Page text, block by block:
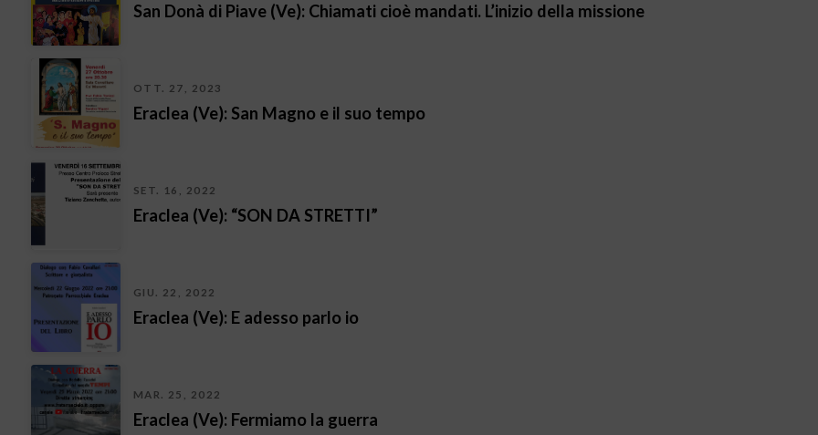
San Donà di Piave (Ve): Chiamati cioè mandati. L’inizio della missione
OTT. 27, 2023
Eraclea (Ve): San Magno e il suo tempo
SET. 16, 2022
Eraclea (Ve): “SON DA STRETTI”
GIU. 22, 2022
Eraclea (Ve): E adesso parlo io
MAR. 25, 2022
Eraclea (Ve): Fermiamo la guerra